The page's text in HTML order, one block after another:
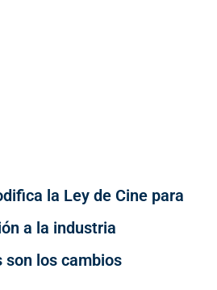
la Ley de Cine para
a la industria
son los cambios